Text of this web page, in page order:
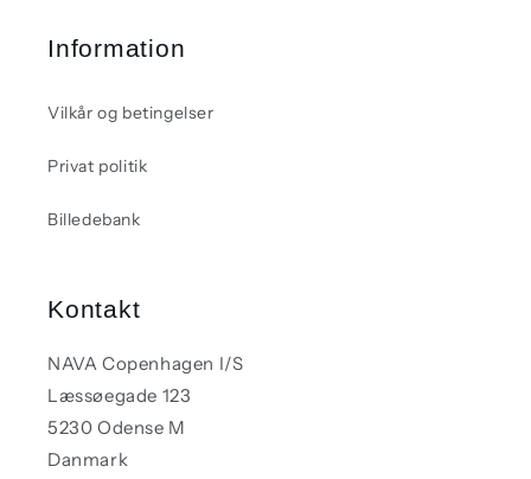
Information
Vilkår og betingelser
Privat politik
Billedebank
Kontakt
NAVA Copenhagen I/S
Læssøegade 123
5230 Odense M
Danmark